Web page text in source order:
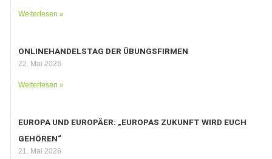
Weiterlesen »
ONLINEHANDELSTAG DER ÜBUNGSFIRMEN
22. Mai 2026
Weiterlesen »
EUROPA UND EUROPÄER: „EUROPAS ZUKUNFT WIRD EUCH
GEHÖREN“
21. Mai 2026